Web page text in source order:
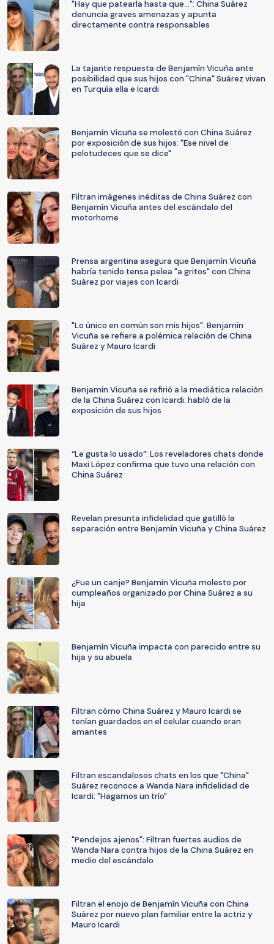
"Hay que patearla hasta que...": China Suárez
denuncia graves amenazas y apunta
directamente contra responsables
La tajante respuesta de Benjamín Vicuña ante
posibilidad que sus hijos con "China" Suárez vivan
en Turquía ella e Icardi
Benjamín Vicuña se molestó con China Suárez
por exposición de sus hijos: "Ese nivel de
pelotudeces que se dice"
Filtran imágenes inéditas de China Suárez con
Benjamín Vicuña antes del escándalo del
motorhome
Prensa argentina asegura que Benjamín Vicuña
habría tenido tensa pelea "a gritos" con China
Suárez por viajes con Icardi
"Lo único en común son mis hijos": Benjamín
Vicuña se refiere a polémica relación de China
Suárez y Mauro Icardi
Benjamín Vicuña se refirió a la mediática relación
de la China Suárez con Icardi: habló de la
exposición de sus hijos
“Le gusta lo usado”: Los reveladores chats donde
Maxi López confirma que tuvo una relación con
China Suárez
Revelan presunta infidelidad que gatilló la
separación entre Benjamín Vicuña y China Suárez
¿Fue un canje? Benjamín Vicuña molesto por
cumpleaños organizado por China Suárez a su
hija
Benjamín Vicuña impacta con parecido entre su
hija y su abuela
Filtran cómo China Suárez y Mauro Icardi se
tenían guardados en el celular cuando eran
amantes
Filtran escandalosos chats en los que "China"
Suárez reconoce a Wanda Nara infidelidad de
Icardi: "Hagamos un trío"
"Pendejos ajenos": Filtran fuertes audios de
Wanda Nara contra hijos de la China Suárez en
medio del escándalo
Filtran el enojo de Benjamín Vicuña con China
Suárez por nuevo plan familiar entre la actriz y
Mauro Icardi